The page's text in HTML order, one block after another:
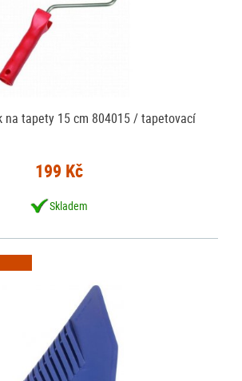
na tapety 15 cm 804015 / tapetovací
199 Kč
Skladem